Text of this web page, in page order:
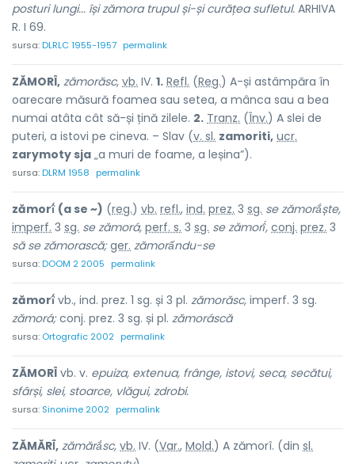
posturi lungi... își zămora trupul și-și curățea sufletul. ARHIVA
R. I 69.
sursa:DLRLC 1955-1957 permalink
ZĂMORÎ, zămorăsc, vb. IV. 1. Refl. (Reg.) A-și astâmpăra în
oarecare măsură foamea sau setea, a mânca sau a bea
numai atâta cât să-și țină zilele. 2. Tranz. (Înv.) A slei de
puteri, a istovi pe cineva. – Slav (v. sl. zamoriti, ucr.
zarymoty sja „a muri de foame, a leșina”).
sursa:DLRM 1958 permalink
zămorî́ (a se ~) (reg.) vb. refl., ind. prez. 3 sg. se zămorắște,
imperf. 3 sg. se zămorá, perf. s. 3 sg. se zămorî́, conj. prez. 3
să se zămorască; ger. zămorấndu-se
sursa:DOOM 2 2005 permalink
zămorî́vb., ind. prez. 1 sg. și 3 pl. zămorăsc, imperf. 3 sg.
zămorá;conj. prez. 3 sg. și pl. zămoráscă
sursa: Ortografic 2002 permalink
ZĂMORÎ vb. v. epuiza, extenua, frânge, istovi, seca, secătui,
sfârși, slei, stoarce, vlăgui, zdrobi.
sursa: Sinonime 2002 permalink
ZĂMĂRÎ́, zămărắsc, vb. IV. (Var., Mold.) A zămorî. (din sl.